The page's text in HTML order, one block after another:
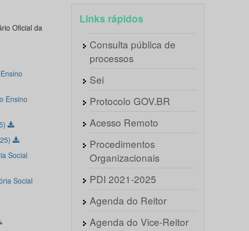
Oficial da
Ensino
Social
Social
Links rápidos
Consulta pública de
processos
Sei
Protocolo GOV.BR
Acesso Remoto
Procedimentos
Organizacionais
PDI 2021-2025
Agenda do Reitor
Agenda do Vice-Reitor